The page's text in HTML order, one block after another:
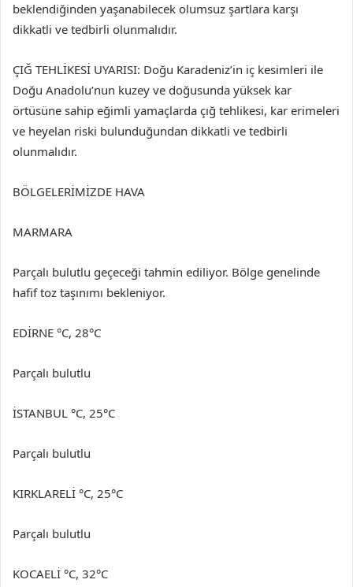
beklendiğinden yaşanabilecek olumsuz şartlara karşı
dikkatli ve tedbirli olunmalıdır.
ÇIĞ TEHLİKESİ UYARISI: Doğu Karadeniz’in iç kesimleri ile
Doğu Anadolu’nun kuzey ve doğusunda yüksek kar
örtüsüne sahip eğimli yamaçlarda çığ tehlikesi, kar erimeleri
ve heyelan riski bulunduğundan dikkatli ve tedbirli
olunmalıdır.
BÖLGELERİMİZDE HAVA
MARMARA
Parçalı bulutlu geçeceği tahmin ediliyor. Bölge genelinde
hafif toz taşınımı bekleniyor.
EDİRNE °C, 28°C
Parçalı bulutlu
İSTANBUL °C, 25°C
Parçalı bulutlu
KIRKLARELİ °C, 25°C
Parçalı bulutlu
KOCAELİ °C, 32°C